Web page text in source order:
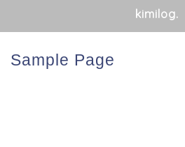
kimilog.
Sample Page